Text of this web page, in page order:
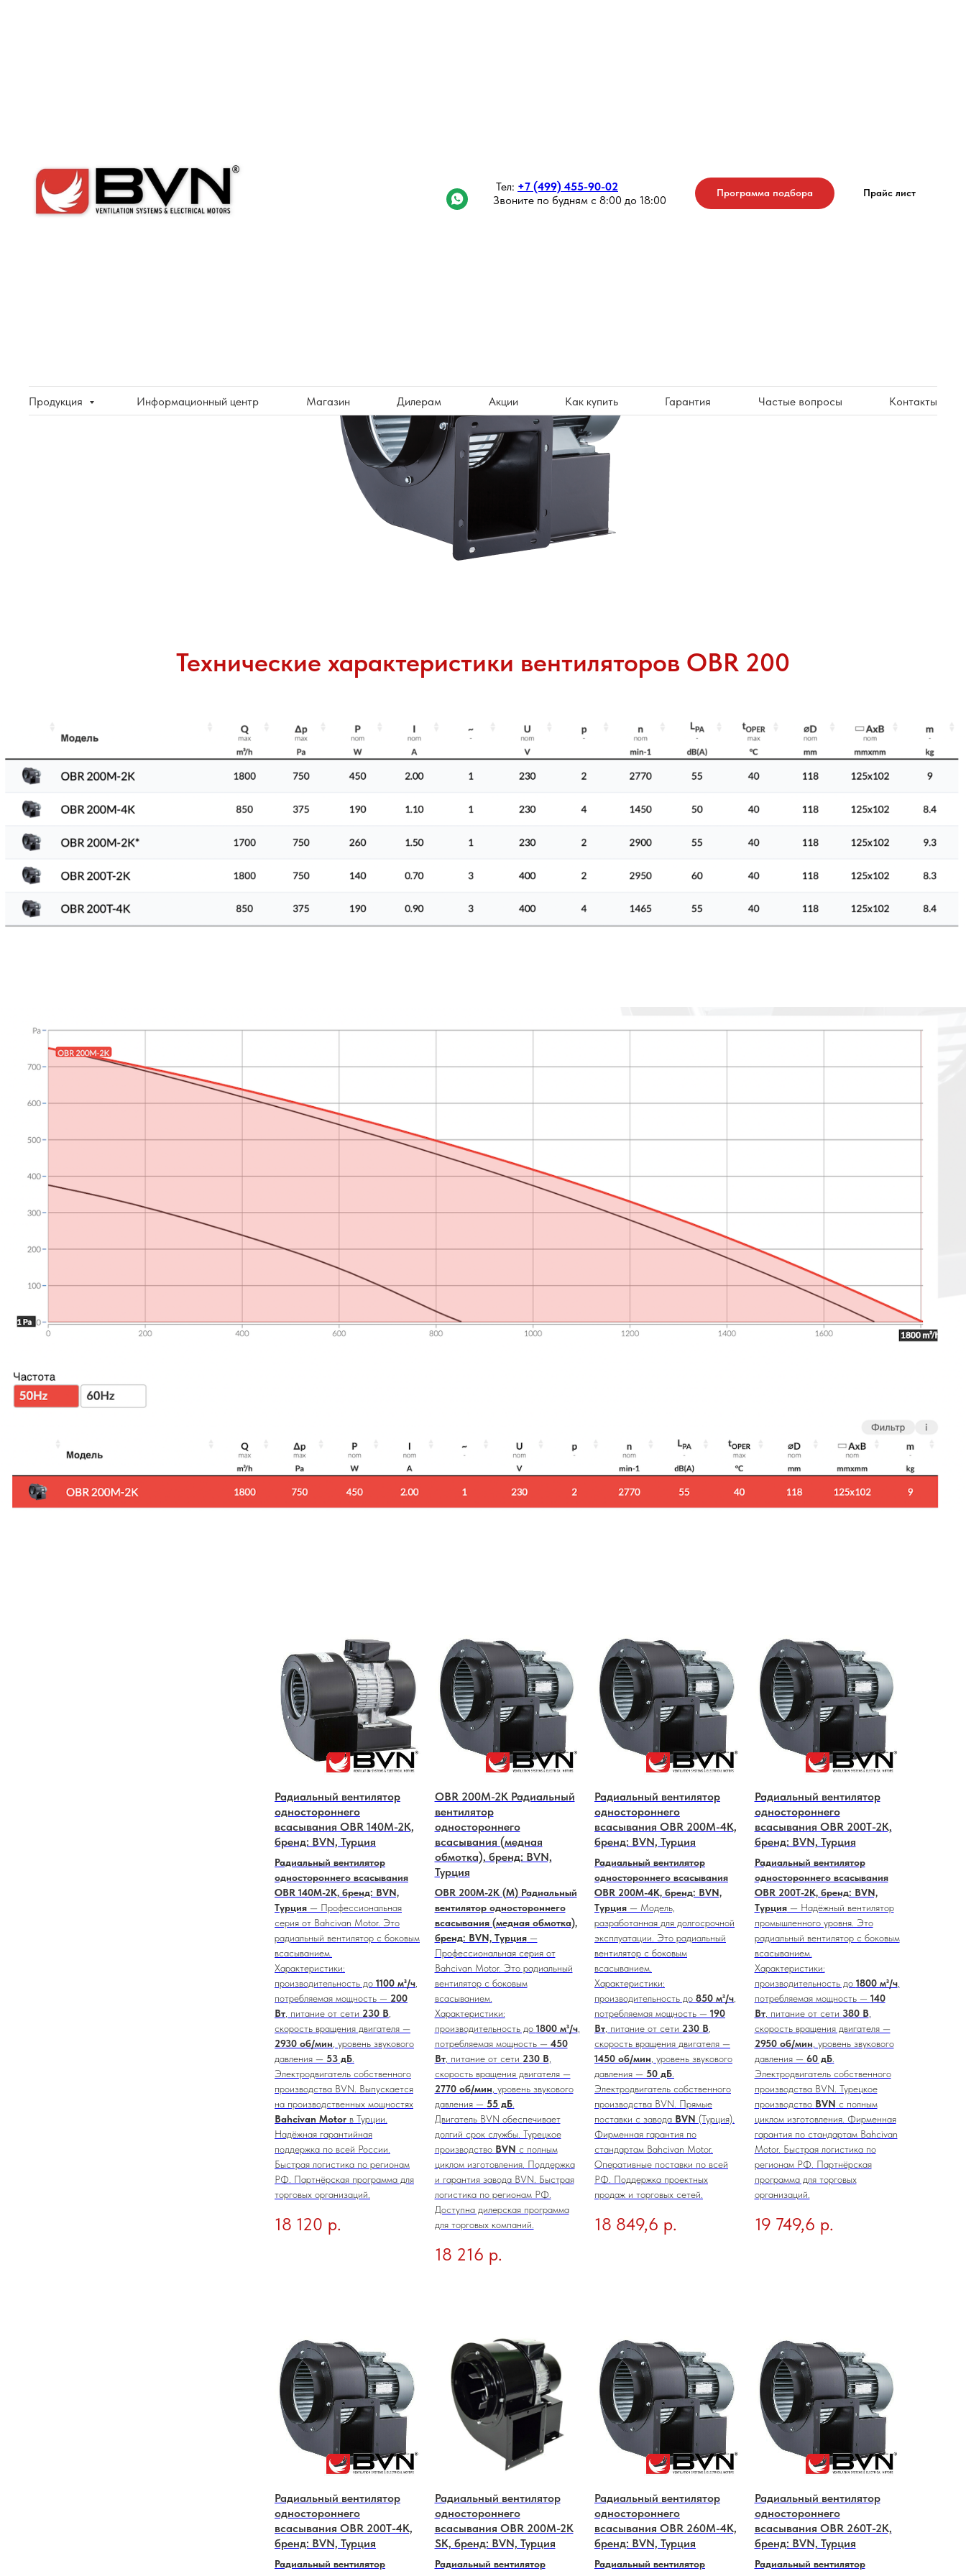
Тел: +7 (499) 455-90-02
Звоните по будням с 8:00 до 18:00
Программа подбора Прайс лист
Продукция Информационный центр Магазин Дилерам Акции Как купить Гарантия Частые вопросы Контакты
Технические характеристики вентиляторов OBR 200
Радиальный вентилятор
одностороннего
всaсывания OBR 140M-2K,
бренд: BVN, Турция
Радиальный вентилятор
одностороннего всaсывания
OBR 140M-2K, бренд: BVN,
Турция — Профессиональная
серия от Bahcivan Motor. Это
радиальный вентилятор с боковым
всасыванием.
Характеристики:
производительность до 1100 м³/ч
потребляемая мощность — 200
Вт , питание от сети 230 В
скорость вращения двигателя —
2930 об/мин , уровень звукового
давления — 53 дБ
Электродвигатель собственного
производства BVN. Выпускается
на производственных мощностях
Bahcivan Motor в Турции.
Надёжная гарантийная
поддержка по всей России.
Быстрая логистика по регионам
РФ. Партнёрская программа для
торговых организаций.
18 120 р.
OBR 200M-2K Радиальный
вентилятор
одностороннего
всaсывания (медная
обмотка), бренд: BVN,
Турция
OBR 200M-2K (M) Радиальный
вентилятор одностороннего
всaсывания (медная обмотка),
бренд: BVN, Турция—
Профессиональная серия от
Bahcivan Motor. Это радиальный
вентилятор с боковым
всасыванием.
Характеристики:
производительность до 1800 м³/ч,
потребляемая мощность — 450
Вт, питание от сети 230 В,
скорость вращения двигателя —
2770 об/мин , уровень звукового
давления — 55 дБ.
Двигатель BVN обеспечивает
долгий срок службы. Турецкое
производство BVN с полным
циклом изготовления. Поддержка
и гарантия завода BVN. Быстрая
логистика по регионам РФ.
Доступна дилерская программа
для торговых компаний.
18 216 р.
Радиальный вентилятор
одностороннего
всaсывания OBR 200M-4K,
бренд: BVN, Турция
Радиальный вентилятор
одностороннего всaсывания
OBR 200M-4K, бренд: BVN,
Турция — Модель,
разработанная для долгосрочной
эксплуатации. Это радиальный
вентилятор с боковым
всасыванием.
Характеристики:
производительность до 850 м³/ч
потребляемая мощность — 190
Вт , питание от сети 230 В
скорость вращения двигателя —
1450 об/мин , уровень звукового
давления — 50 дБ
Электродвигатель собственного
производства BVN. Прямые
поставки с завода BVN (Турция).
Фирменная гарантия по
стандартам Bahcivan Motor.
Оперативные поставки по всей
РФ. Поддержка проектных
продаж и торговых сетей.
18 849,6 р.
Радиальный вентилятор
одностороннего
всaсывания OBR 200T-2K,
бренд: BVN, Турция
Радиальный вентилятор
одностороннего всaсывания
OBR 200T-2K, бренд: BVN,
Турция— Надёжный вентилятор
промышленного уровня. Это
радиальный вентилятор с боковым
всасыванием.
Характеристики:
производительность до 1800 м³/ч,
потребляемая мощность — 140
Вт, питание от сети 380 В,
скорость вращения двигателя —
2950 об/мин , уровень звукового
давления — 60 дБ.
Электродвигатель собственного
производства BVN. Турецкое
производство BVN с полным
циклом изготовления. Фирменная
гарантия по стандартам Bahcivan
Motor. Быстрая логистика по
регионам РФ. Партнёрская
программа для торговых
организаций.
19 749,6 р.
Радиальный вентилятор
одностороннего
всaсывания OBR 200T-4K,
бренд: BVN, Турция
Радиальный вентилятор
Радиальный вентилятор
одностороннего
всaсывания OBR 200M-2K
SK, бренд: BVN, Турция
Радиальный вентилятор
Радиальный вентилятор
одностороннего
всaсывания OBR 260M-4K,
бренд: BVN, Турция
Радиальный вентилятор
Радиальный вентилятор
одностороннего
всaсывания OBR 260T-2K,
бренд: BVN, Турция
Радиальный вентилятор